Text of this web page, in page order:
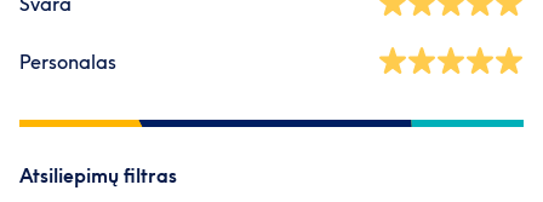
Personalas
Atsiliepimų filtras